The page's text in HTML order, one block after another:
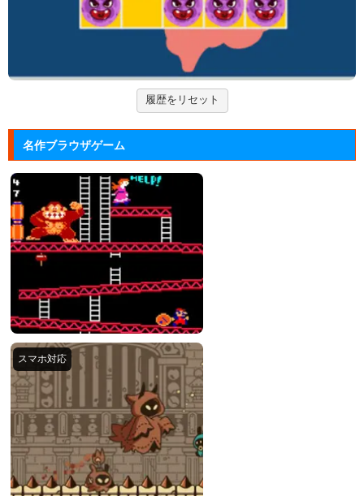
動物たちを3匹以上にして捕まえていくパズルゲー
ム。
脳が⑨になるチルノの算数トレー...
東方の人気キャラクター「チルノ」が算数にチャレン
ジする脳トレ...
履歴をリセット
名作ブラウザゲーム